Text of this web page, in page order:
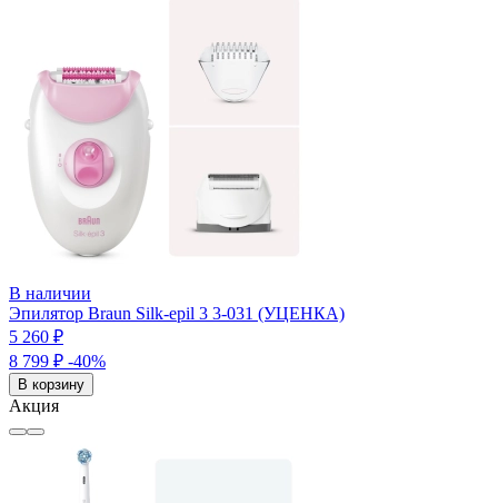
В наличии
Эпилятор Braun Silk-epil 3 3-031 (УЦЕНКА)
5 260 ₽
8 799 ₽ -40%
В корзину
Акция